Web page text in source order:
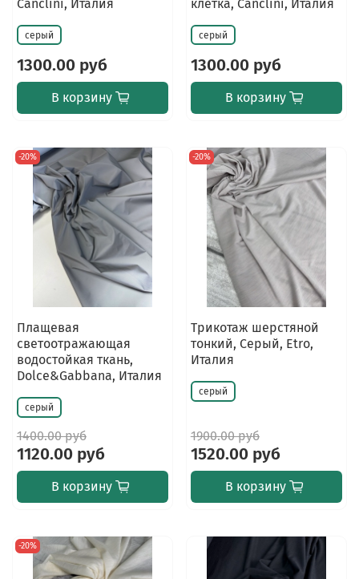
Canclini, Италия
серый
1300.00 руб
В корзину
клетка, Canclini, Италия
серый
1300.00 руб
В корзину
-20%
Плащевая
светоотражающая
водостойкая ткань,
Dolce&Gabbana, Италия
серый
1400.00 руб
1120.00 руб
В корзину
-20%
Трикотаж шерстяной
тонкий, Серый, Etro,
Италия
серый
1900.00 руб
1520.00 руб
В корзину
-20%